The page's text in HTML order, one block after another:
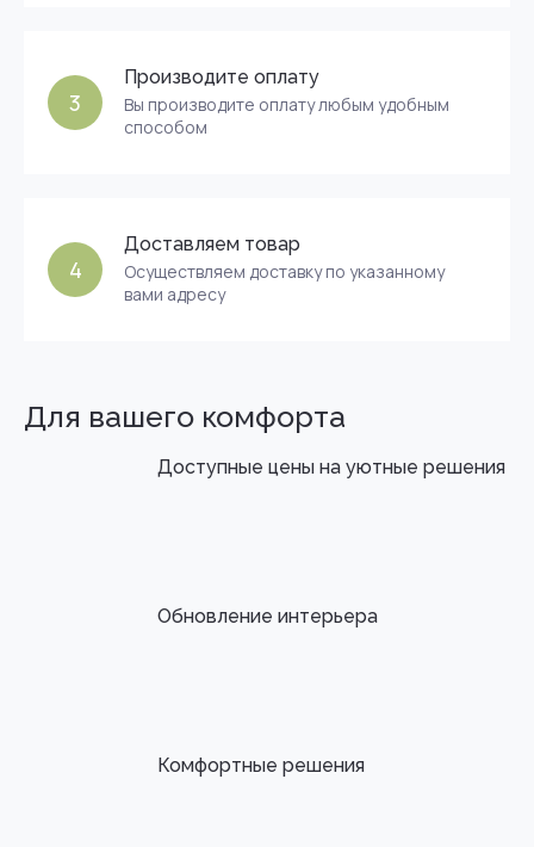
3
Производите оплату
Вы производите оплату любым удобным
способом
4
Доставляем товар
Осуществляем доставку по указанному
вами адресу
Для вашего комфорта
Доступные цены на уютные решения
Обновление интерьера
Комфортные решения